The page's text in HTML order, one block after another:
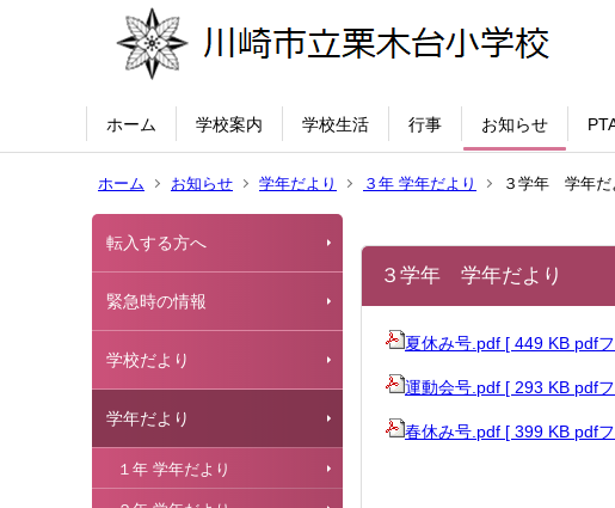
ホーム 学校案内 学校生活 行事 お知らせ
ホーム お知らせ 学年だより ３年 学年だより ３学年 学年だ
転入する方へ
緊急時の情報
学校だより
学年だより
１年 学年だより
３学年 学年だより
夏休み号.pdf [ 449 KB pdf
運動会号.pdf [ 293 KB pdf
春休み号.pdf [ 399 KB pdf